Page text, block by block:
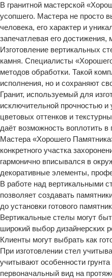
В гранитной мастерской
усопшего. Мастера не просто
человека, его характер и
запечатлевая его
Изготовление вертикальных
камня. Специалисты
методов обработки. Такой
исполнения, но и сохраняют
Гранит, используемый для
исключительной прочностью и
цветовых оттенков и
даёт возможность воплотить
Мастера «Хорошего
конкретного участка
гармонично вписывался в
декоративные элементы,
В работе над вертикальными
позволяет создавать
до установки готового
Вертикальные стелы могут
широкий выбор дизайнерских
Клиенты могут выбрать как
При изготовлении стел
учитывают особенности
первоначальный вид на